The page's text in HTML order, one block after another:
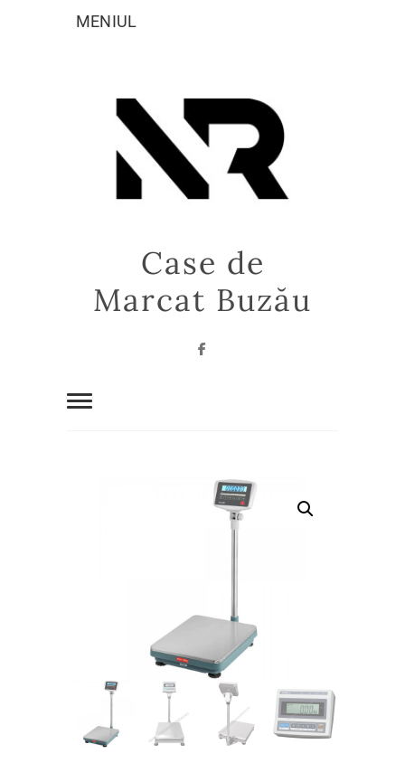
MENIUL
Case de
Marcat Buzău
Facebook